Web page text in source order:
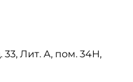
33, Лит. А, пом. 34Н,